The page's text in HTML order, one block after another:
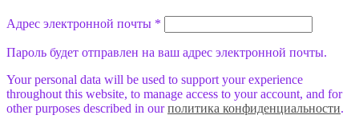
Адрес электронной почты *
Пароль будет отправлен на ваш адрес электронной почты.
Your personal data will be used to support your experience
throughout this website, to manage access to your account, and for
other purposes described in ourполитика конфиденциальности.